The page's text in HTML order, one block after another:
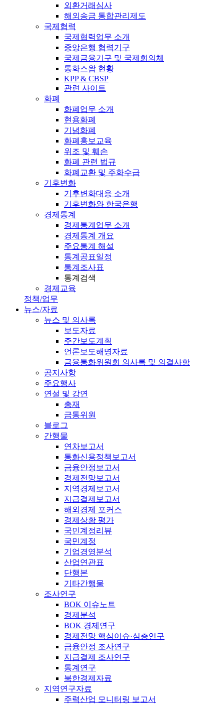
외환거래심사
해외송금 통합관리제도
국제협력
국제협력업무 소개
중앙은행 협력기구
국제금융기구 및 국제회의체
통화스왑 현황
KPP & CBSP
관련 사이트
화폐
화폐업무 소개
현용화폐
기념화폐
화폐홍보교육
위조 및 훼손
화폐 관련 법규
화폐교환 및 주화수급
기후변화
기후변화대응 소개
기후변화와 한국은행
경제통계
경제통계업무 소개
경제통계 개요
주요통계 해설
통계공표일정
통계조사표
통계검색
경제교육
정책/업무
뉴스/자료
뉴스 및 의사록
보도자료
주간보도계획
언론보도해명자료
금융통화위원회 의사록 및 의결사항
공지사항
주요행사
연설 및 강연
총재
금통위원
블로그
간행물
연차보고서
통화신용정책보고서
금융안정보고서
경제전망보고서
지역경제보고서
지급결제보고서
해외경제 포커스
경제상황 평가
국민계정리뷰
국민계정
기업경영분석
산업연관표
단행본
기타간행물
조사연구
BOK 이슈노트
경제분석
BOK 경제연구
경제전망 핵심이슈·심층연구
금융안정 조사연구
지급결제 조사연구
통계연구
북한경제자료
지역연구자료
주력산업 모니터링 보고서